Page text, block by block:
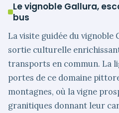
Le vignoble Gallura,
bus
La visite guidée du
sortie culturelle
transports en commun. La
portes de ce domaine
montagnes, où la vigne
granitiques donnant leur